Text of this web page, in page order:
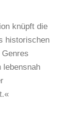
knüpft die
historischen
lebensnah